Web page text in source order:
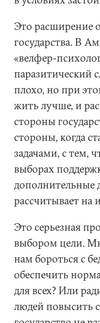
Это расширение
государства. В
«велфер-
паразитический
плохо, но при
жить лучше, и
стороны
стороны, когда
задачами, с тем,
выборах
дополнительные
рассчитывает на
Это серьезная
выбором цели.
нам бороться с
обеспечить
для всех? Или
людей повысить